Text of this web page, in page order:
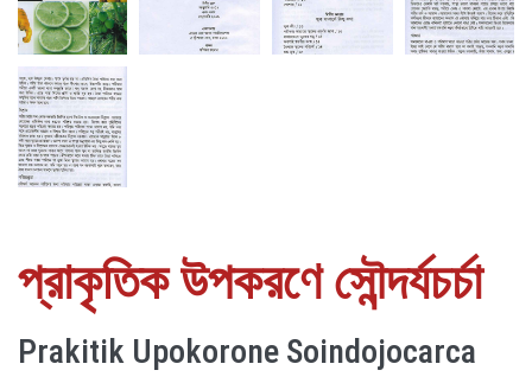
প্রাকৃতিক উপকরণে সৌন্দর্যচর্চা
Prakitik Upokorone Soindojocarca